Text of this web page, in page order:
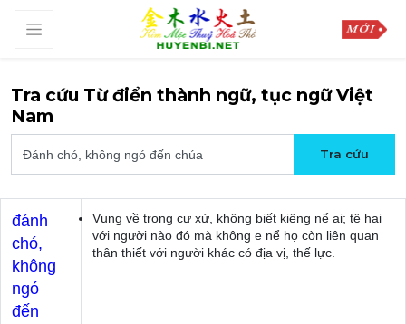
Tra cứu Từ điển thành ngữ, tục ngữ Việt
Nam
đánh
chó,
không
ngó
đến
Vụng về trong cư xử, không biết kiêng nể ai; tệ hại
với người nào đó mà không e nể họ còn liên quan
thân thiết với người khác có địa vị, thế lực.